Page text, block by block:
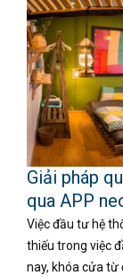
Giải pháp
qua APP
Việc đầu tư hệ
thiếu trong việc
nay, khóa cửa từ